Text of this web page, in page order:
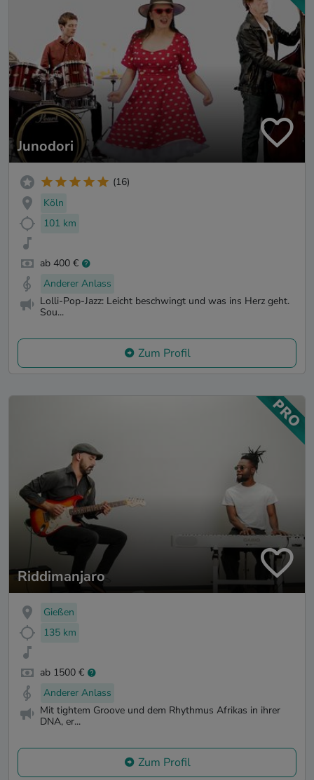
Junodori
(16)
Köln
101 km
ab 400 €
Anderer Anlass
Lolli-Pop-Jazz: Leicht beschwingt und was ins Herz geht.
Sou...
Zum Profil
Riddimanjaro
Gießen
135 km
ab 1500 €
Anderer Anlass
Mit tightem Groove und dem Rhythmus Afrikas in ihrer
DNA, er...
Zum Profil